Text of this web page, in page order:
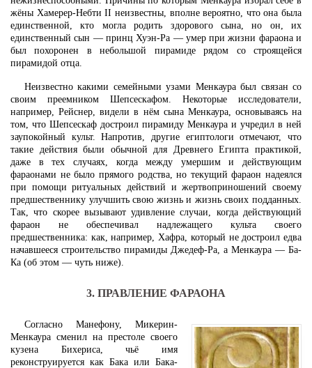
жёны Хамерер-Небти II неизвестны, вполне вероятно, что она была
единственной, кто могла родить здорового сына, но он, их
единственный сын — принц Хуэн-Ра — умер при жизни фараона и
был похоронен в небольшой пирамиде рядом со строящейся
пирамидой отца.
Неизвестно какими семейными узами Менкаура был связан со
своим преемником Шепсескафом. Некоторые исследователи,
например, Рейснер, видели в нём сына Менкаура, основываясь на
том, что Шепсескаф достроил пирамиду Менкаура и учредил в ней
заупокойный культ. Напротив, другие египтологи отмечают, что
такие действия были обычной для Древнего Египта практикой,
даже в тех случаях, когда между умершим и действующим
фараонами не было прямого родства, но текущий фараон надеялся
при помощи ритуальных действий и жертвоприношений своему
предшественнику улучшить свою жизнь и жизнь своих подданных.
Так, что скорее вызывают удивление случаи, когда действующий
фараон не обеспечивал надлежащего культа своего
предшественника: как, например, Хафра, который не достроил едва
начавшееся строительство пирамиды Джедеф-Ра, а Менкаура — Ба-
Ка (об этом — чуть ниже).
3. ПРАВЛЕНИЕ ФАРАОНА
Согласно Манефону, Микерин-
Менкаура сменил на престоле своего
кузена Бихериса, чьё имя
реконструируется как Бака или Бака-